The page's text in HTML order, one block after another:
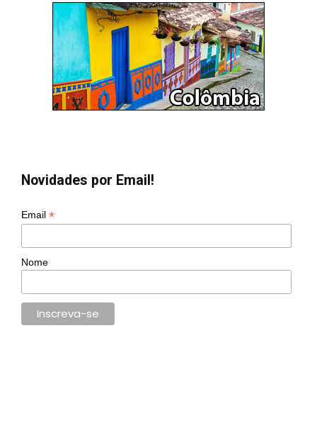
Novidades por Email!
Email *
Nome